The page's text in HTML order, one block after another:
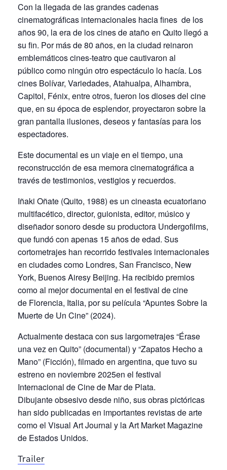
Con la llegada de las grandes cadenas
cinematográficas internacionales hacia fines de los
años 90, la era de los cines de ataño en Quito llegó a
su fin. Por más de 80 años, en la ciudad reinaron
emblemáticos cines-teatro que cautivaron al
público como ningún otro espectáculo lo hacía. Los
cines Bolívar, Variedades, Atahualpa, Alhambra,
Capitol, Fénix, entre otros, fueron los dioses del cine
que, en su época de esplendor, proyectaron sobre la
gran pantalla ilusiones, deseos y fantasías para los
espectadores.
Este documental es un viaje en el tiempo, una
reconstrucción de esa memora cinematográfica a
través de testimonios, vestigios y recuerdos.
Iñaki Oñate (Quito, 1988) es un cineasta ecuatoriano
multifacético, director, guionista, editor, músico y
diseñador sonoro desde su productora Undergofilms,
que fundó con apenas 15 años de edad. Sus
cortometrajes han recorrido festivales internacionales
en ciudades como Londres, San Francisco, New
York, Buenos Airesy Beijing. Ha recibido premios
como al mejor documental en el festival de cine
de Florencia, Italia, por su película “Apuntes Sobre la
Muerte de Un Cine” (2024).
Actualmente destaca con sus largometrajes “Érase
una vez en Quito” (documental) y “Zapatos Hecho a
Mano” (Ficción), filmado en argentina, que tuvo su
estreno en noviembre 2025en el festival
Internacional de Cine de Mar de Plata.
Dibujante obsesivo desde niño, sus obras pictóricas
han sido publicadas en importantes revistas de arte
como el Visual Art Journal y la Art Market Magazine
de Estados Unidos.
Trailer